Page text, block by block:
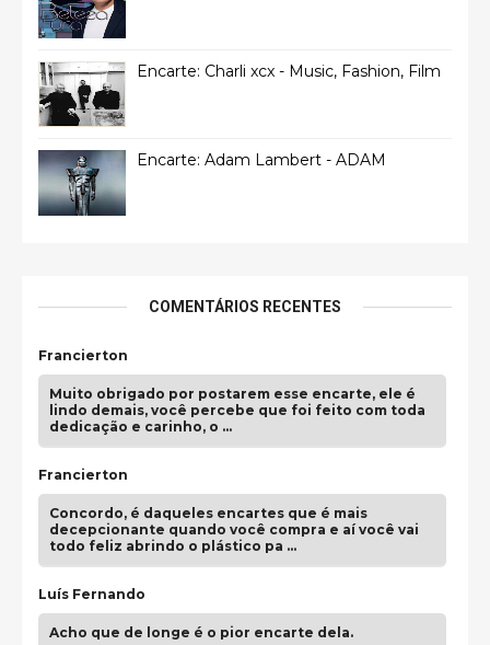
Encarte: Charli xcx - Music, Fashion, Film
Encarte: Adam Lambert - ADAM
COMENTÁRIOS RECENTES
Francierton
Muito obrigado por postarem esse encarte, ele é
lindo demais, você percebe que foi feito com toda
dedicação e carinho, o …
Francierton
Concordo, é daqueles encartes que é mais
decepcionante quando você compra e aí você vai
todo feliz abrindo o plástico pa …
Luís Fernando
Acho que de longe é o pior encarte dela.